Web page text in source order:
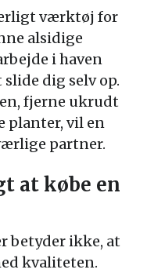
værktøj for
alsidige
i haven
dig selv op.
fjerne ukrudt
planter, vil en
partner.
at købe en
betyder ikke, at
kvaliteten.